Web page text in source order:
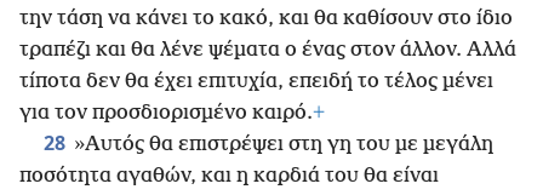
την τάση να κάνει το κακό, και θα καθίσουν στο ίδιο
τραπέζι και θα λένε ψέματα ο ένας στον άλλον. Αλλά
τίποτα δεν θα έχει επιτυχία, επειδή το τέλος μένει
για τον προσδιορισμένο καιρό.+
28 »Αυτός θα επιστρέψει στη γη του με μεγάλη
ποσότητα αγαθών, και η καρδιά του θα είναι